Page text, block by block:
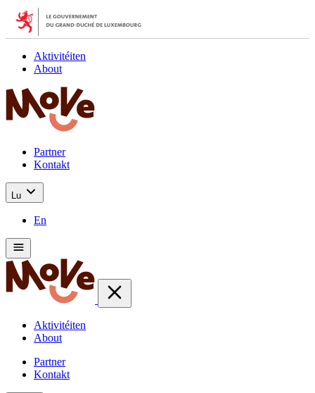
Aktivitéiten
About
Partner
Kontakt
Lu
En
Aktivitéiten
About
Partner
Kontakt